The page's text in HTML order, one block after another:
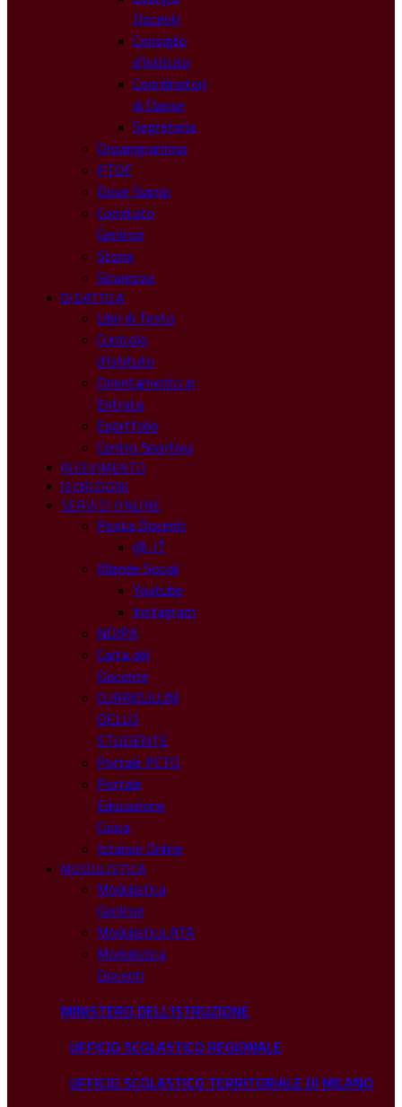
Docenti
Consiglio
d’Istituto
Coordinatori
di Classe
Segreteria
Organigramma
PTOF
Dove Siamo
Comitato
Genitori
Storia
Sicurezza
DIDATTICA
Libri di Testo
Curricolo
d’Istituto
Orientamento in
Entrata
Eportfolio
Centro Sportivo
RICEVIMENTO
ISCRIZIONI
SERVIZI ONLINE
Posta Docenti
@ .IT
Allende Social
Youtube
Instagram
NOIPA
Carta del
Docente
CURRICULUM
DELLO
STUDENTE
Portale PCTO
Portale
Educazione
Civica
Istanze Online
MODULISTICA
Modulistica
Genitori
Modulistica ATA
Modulistica
Docenti
MINISTERO DELL'ISTRUZIONE
UFFICIO SCOLASTICO REGIONALE
UFFICIO SCOLASTICO TERRITORIALE DI MILANO